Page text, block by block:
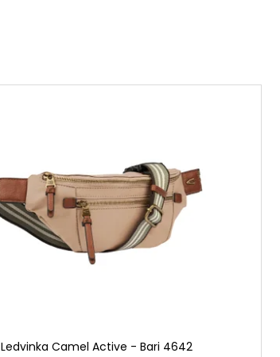
Ledvinka Camel Active - Bari 4642